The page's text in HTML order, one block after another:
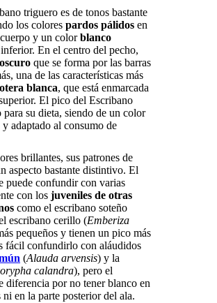
triguero es de tonos bastante
los colores pardos pálidos en
y un colorblanco
En el centro del pecho,
que se forma por las barras
una de las características más
blanca, que está enmarcada
El pico del Escribano
para su dieta, siendo de un color
y adaptado al consumo de
brillantes, sus patrones de
aspecto bastante distintivo. El
puede confundir con varias
con los juveniles de otras
como el escribano soteño
escribano cerillo (Emberiza
pequeños y tienen un pico más
fácil confundirlo con aláudidos
(Alauda arvensis) y la
calandra), pero el
diferencia por no tener blanco en
ni en la parte posterior del ala.